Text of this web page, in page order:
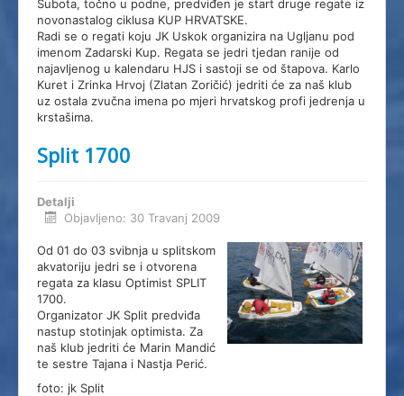
Subota, točno u podne, predviđen je start druge regate iz
novonastalog ciklusa KUP HRVATSKE.
Radi se o regati koju JK Uskok organizira na Ugljanu pod
imenom Zadarski Kup. Regata se jedri tjedan ranije od
najavljenog u kalendaru HJS i sastoji se od štapova. Karlo
Kuret i Zrinka Hrvoj (Zlatan Zoričić) jedriti će za naš klub
uz ostala zvučna imena po mjeri hrvatskog profi jedrenja u
krstašima.
Split 1700
Detalji
Objavljeno: 30 Travanj 2009
Od 01 do 03 svibnja u splitskom
akvatoriju jedri se i otvorena
regata za klasu Optimist SPLIT
1700.
Organizator JK Split predviđa
nastup stotinjak optimista. Za
naš klub jedriti će Marin Mandić
te sestre Tajana i Nastja Perić.
foto: jk Split